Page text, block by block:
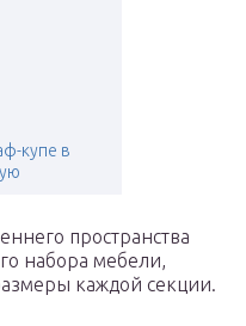
купе в
пространства
набора мебели,
каждой секции.